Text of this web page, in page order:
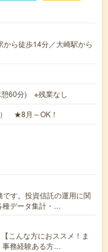
ら徒歩14分／大崎駅から
憩60分) ※残業なし
） ★8月～OK！
す。投資信託の運用に関
種データ集計・…
こんな方におススメ！ま
事務経験ある方…